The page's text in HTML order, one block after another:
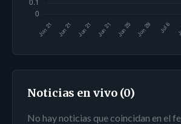
Noticias en vivo (0)
No hay noticias que coincidan en el